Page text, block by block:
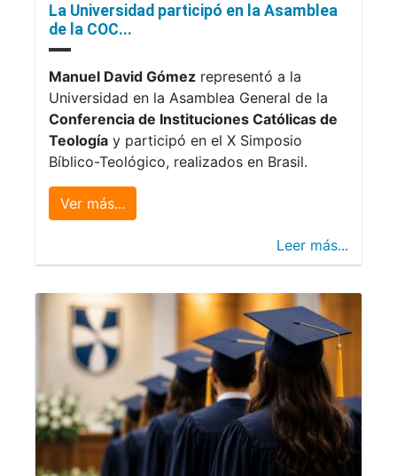
La Universidad participó en la Asamblea
de la COC...
Manuel David Gómez representó a la
Universidad en la Asamblea General de la
Conferencia de Instituciones Católicas de
Teología y participó en el X Simposio
Bíblico-Teológico, realizados en Brasil.
Ver más...
Leer más...